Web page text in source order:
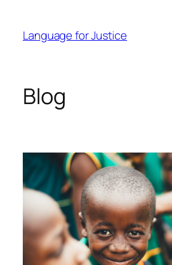
content
Language for Justice
Blog